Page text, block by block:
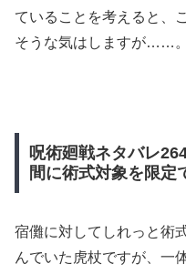
ていることを考えると、
そうな気はしますが……。
呪術廻戦ネタバレ
間に術式対象を限定
宿儺に対してしれっと術
んでいた虎杖ですが、一